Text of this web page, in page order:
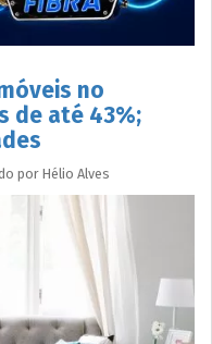
no
de até 43%;
porHélio Alves